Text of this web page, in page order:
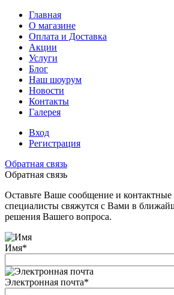
Главная
О магазине
Оплата и Доставка
Акции
Услуги
Блог
Наш шоурум
Новости
Контакты
Галерея
Вход
Регистрация
Обратная связь
Обратная связь
Оставьте Ваше сообщение и
специалисты свяжутся с Вами в
решения Вашего вопроса.
Имя*
Электронная почта*